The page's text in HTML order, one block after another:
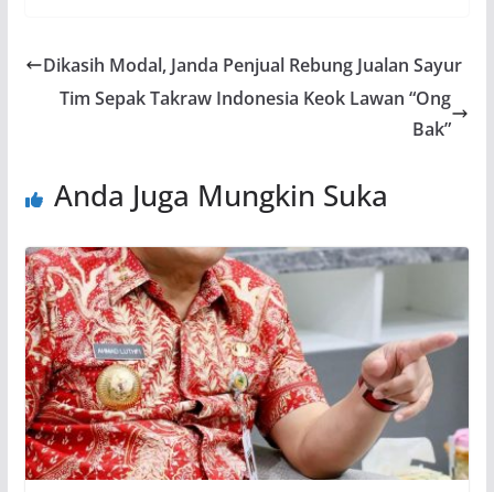
Dikasih Modal, Janda Penjual Rebung Jualan Sayur
Tim Sepak Takraw Indonesia Keok Lawan “Ong
Bak”
Anda Juga Mungkin Suka